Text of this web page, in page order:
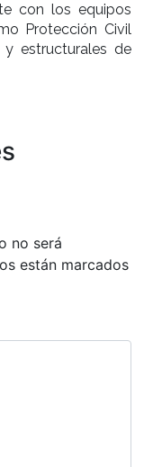
con los equipos
Protección Civil
y estructurales de
no será
están marcados